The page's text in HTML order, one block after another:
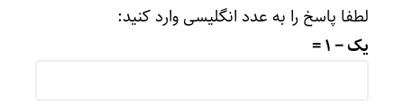
لطفا پاسخ را به عدد انگلیسی وارد کنید:
یک − 1 =